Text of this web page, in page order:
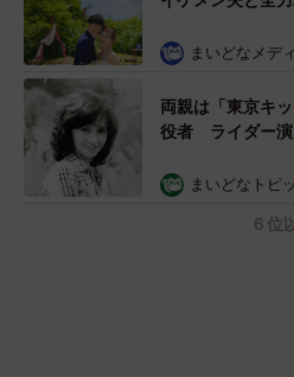
まいどなメデ
両親は「東京キ
役者 ライダー演
ングフォト」計
まいどなトピ
６位